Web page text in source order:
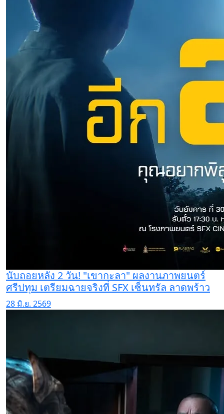
นับถอยหลัง 2 วัน! "เขากะลา" ผลงานภาพยนตร์
ศรีปทุม เตรียมฉายจริงที่ SFX เซ็นทรัล ลาดพร้าว
28 มิ.ย. 2569